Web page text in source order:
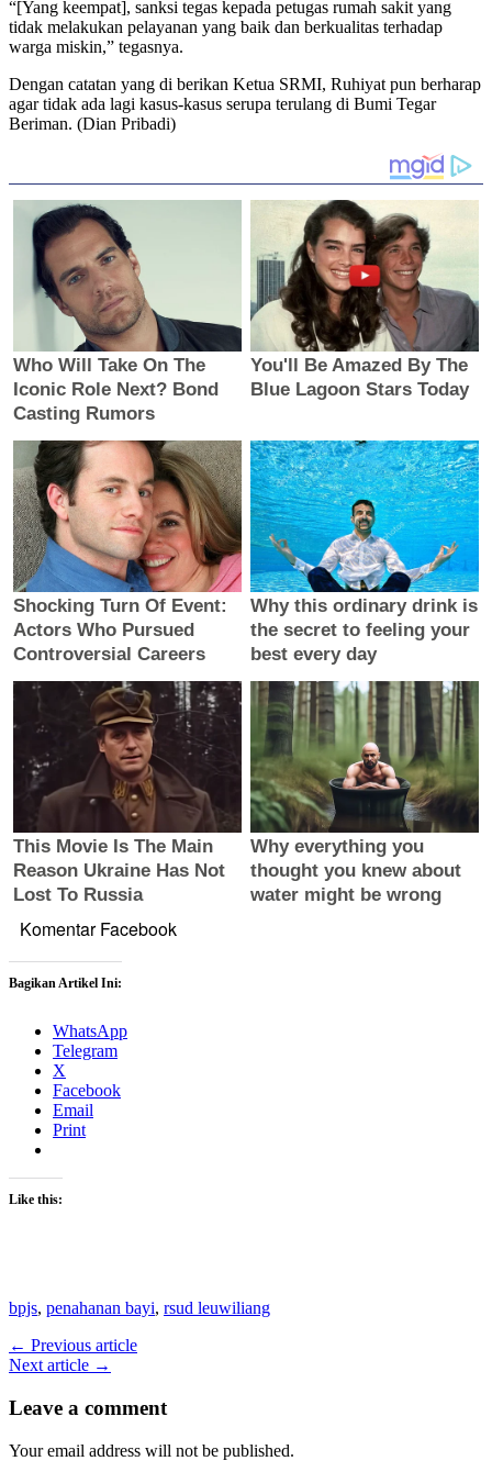
“[Yang keempat], sanksi tegas kepada petugas rumah sakit yang
tidak melakukan pelayanan yang baik dan berkualitas terhadap
warga miskin,” tegasnya.
Dengan catatan yang di berikan Ketua SRMI, Ruhiyat pun berharap
agar tidak ada lagi kasus-kasus serupa terulang di Bumi Tegar
Beriman. (Dian Pribadi)
Komentar Facebook
Bagikan Artikel Ini:
WhatsApp
Telegram
X
Facebook
Email
Print
Like this:
bpjs, penahanan bayi, rsud leuwiliang
← Previous article
Next article →
Leave a comment
Your email address will not be published.